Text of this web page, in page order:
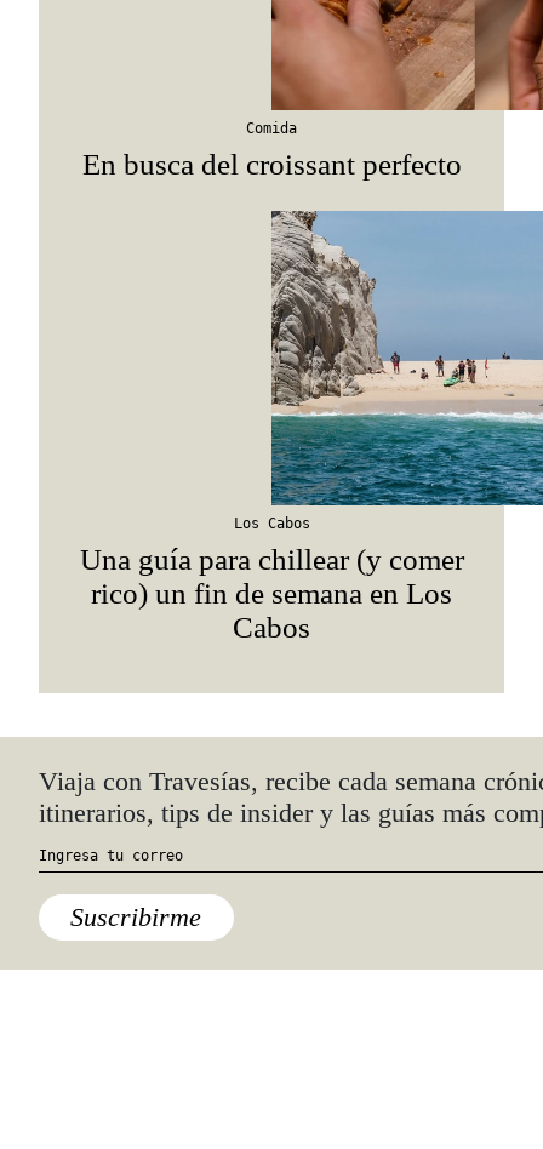
Comida
En busca del croissant perfecto
Los Cabos
Una guía para chillear (y comer
rico) un fin de semana en Los
Cabos
Quiénes somos
Anúnciate con nosotros
hola@travesiasmedia.com